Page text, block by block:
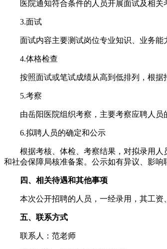
医院通知符合条件的人员开展面试及相关
3.面试
面试内容主要测试岗位专业知识、业务能力
4.体格检查
按照面试或笔试成绩从高到低排列，根据招
5.考察
由岳阳医院组织考察，主要考察应聘人员
6.拟聘人员的确定和公示
根据考核、体检、考察结果，对拟录用人
和社会保障局核准备案。公示如有异议、影响
四、相关待遇和其他事项
本次公开招聘的人员，一经录用，其工资
五、联系方式
联系人：范老师